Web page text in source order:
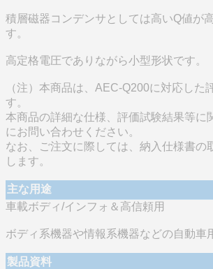
積層磁器コンデンサとしては高いQ値が
す。
高定格電圧でありながら小型形状です。
（注）本商品は、AEC-Q200に対応した
す。
本商品の詳細な仕様、評価試験結果等に
にお問い合わせください。
なお、ご注文に際しては、納入仕様書の
します。
主な用途
車載ボディ/インフォ＆高信頼用
ボディ系機器や情報系機器などの自動車
製品資料